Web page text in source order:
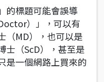
的標題可能會誤導
）」，可以有
（MD），也可以是
士（ScD），甚至是
是一個網路上買來的